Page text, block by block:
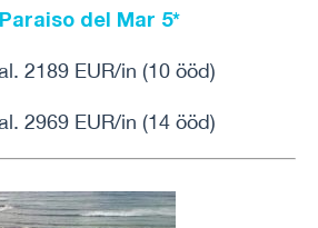
del Mar 5*
2189 EUR/in (10 ööd)
2969 EUR/in (14 ööd)